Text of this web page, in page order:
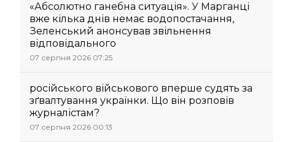
«Абсолютно ганебна ситуація». У Марганці
вже кілька днів немає водопостачання,
Зеленський анонсував звільнення
відповідального
07 серпня 2026 07:25
російського військового вперше судять за
зґвалтування українки. Що він розповів
журналістам?
07 серпня 2026 00:13